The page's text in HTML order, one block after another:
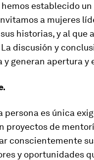
establecido
a mujeres
historias, y al que
discusión y
y generan apertura y
persona es única
proyectos de
conscientemente
y oportunidades